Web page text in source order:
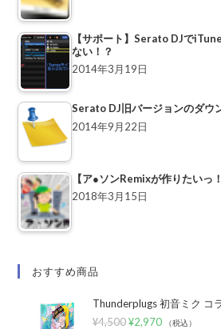
【サポート】Serato DJで
ない！？
2014年3月19日
Serato DJ旧バージョンのダウ
2014年9月22日
【ア●ソンRemixが作りたいっ
2018年3月15日
おすすめ商品
Thunderplugs 初音ミク コ
¥4,500 ¥2,970 （税込）